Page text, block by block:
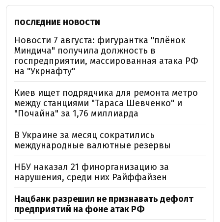
ПОСЛЕДНИЕ НОВОСТИ
Новости 7 августа: фигурантка "плёнок
Миндича" получила должность в
госпредприятии, массированная атака РФ
на "Укрнафту"
Киев ищет подрядчика для ремонта метро
между станциями "Тараса Шевченко" и
"Почайна" за 1,76 миллиарда
В Украине за месяц сократились
международные валютные резервы
НБУ наказал 21 финорганизацию за
нарушения, среди них Райффайзен
Нацбанк разрешил не признавать дефолт
предприятий на фоне атак РФ